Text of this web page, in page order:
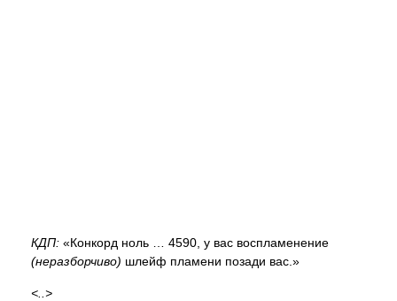
КДП: «Конкорд ноль … 4590, у вас воспламенение
(неразборчиво) шлейф пламени позади вас.»
<..>